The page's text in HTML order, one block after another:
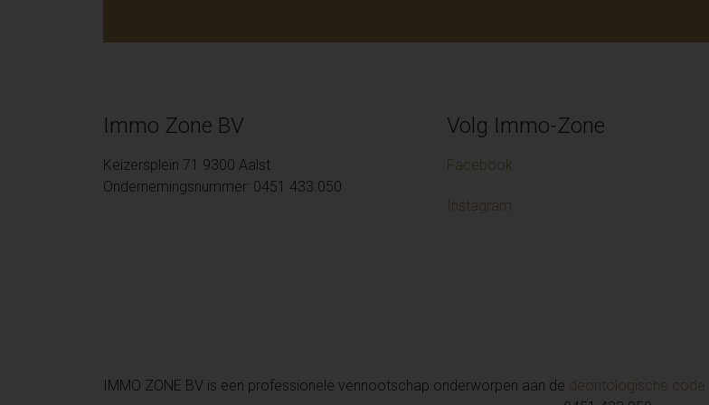
Immo Zone BV
Keizersplein 71 9300 Aalst
Ondernemingsnummer: 0451.433.050
Volg Immo-Zone
Facebook
Instagram
IMMO ZONE BV is een professionele vennootschap onderworpen aan de deontologische code